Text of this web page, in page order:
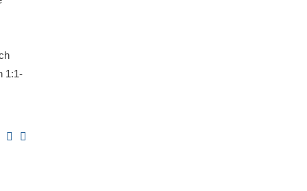
1:1-